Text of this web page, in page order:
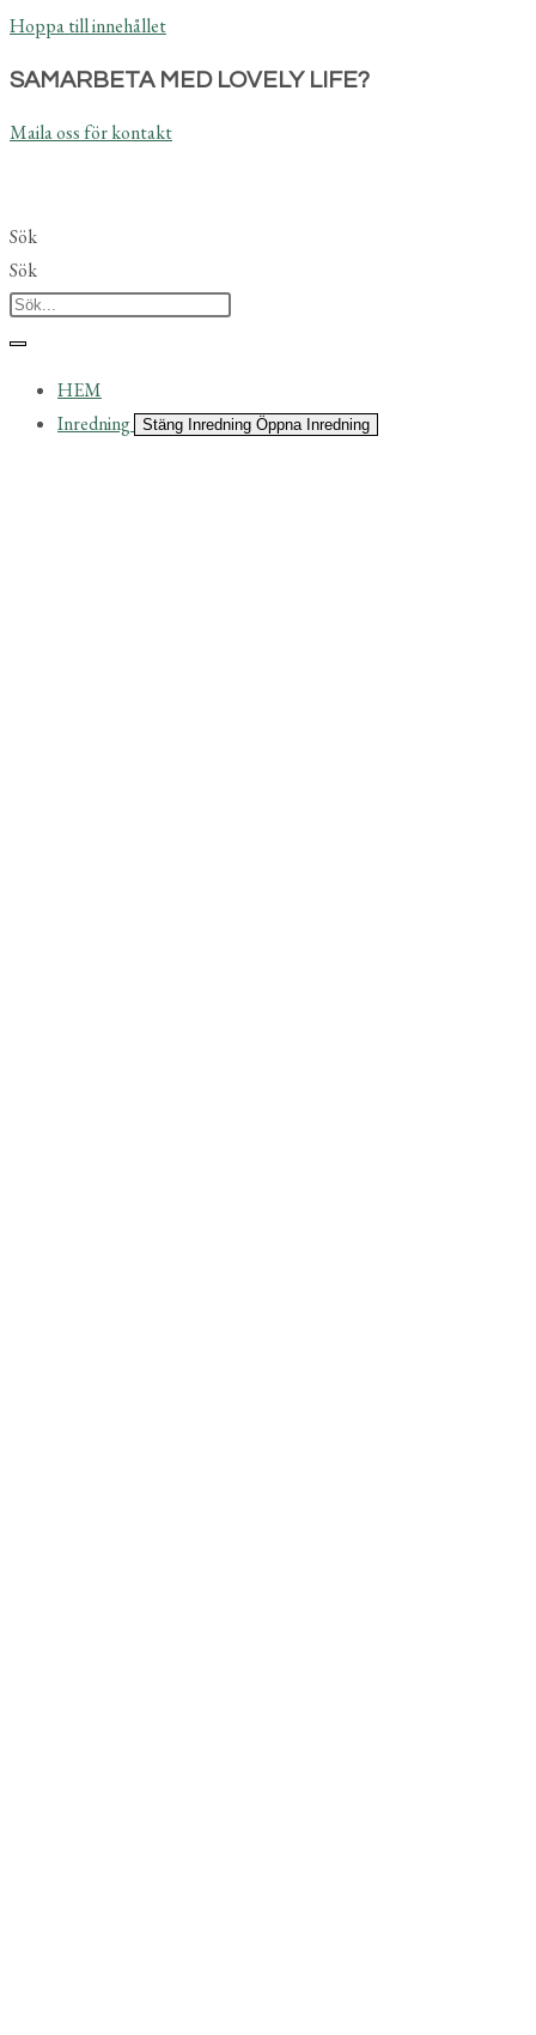
Hoppa till innehållet
SAMARBETA MED LOVELY LIFE?
Maila oss för kontakt
Sök
Sök
HEM
Inredning
Stäng Inredning Öppna Inredning